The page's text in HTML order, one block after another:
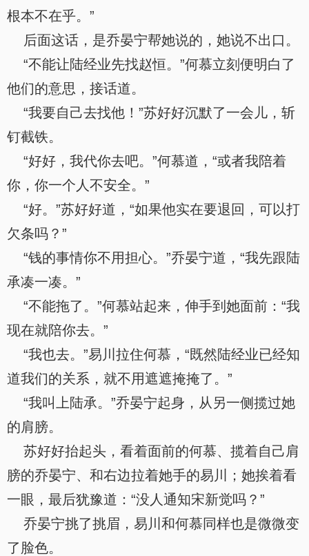
根本不在乎。”
后面这话，是乔晏宁帮她说的，她说不出口。
“不能让陆经业先找赵恒。”何慕立刻便明白了
他们的意思，接话道。
“我要自己去找他！”苏好好沉默了一会儿，斩
钉截铁。
“好好，我代你去吧。”何慕道，“或者我陪着
你，你一个人不安全。”
“好。”苏好好道，“如果他实在要退回，可以打
欠条吗？”
“钱的事情你不用担心。”乔晏宁道，“我先跟陆
承凑一凑。”
“不能拖了。”何慕站起来，伸手到她面前：“我
现在就陪你去。”
“我也去。”易川拉住何慕，“既然陆经业已经知
道我们的关系，就不用遮遮掩掩了。”
“我叫上陆承。”乔晏宁起身，从另一侧揽过她
的肩膀。
苏好好抬起头，看着面前的何慕、揽着自己肩
膀的乔晏宁、和右边拉着她手的易川；她挨着看
一眼，最后犹豫道：“没人通知宋新觉吗？”
乔晏宁挑了挑眉，易川和何慕同样也是微微变
了脸色。